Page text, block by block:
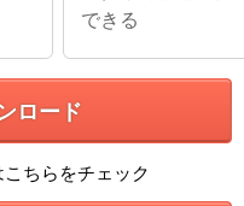
できる
ロード
ちらをチェック